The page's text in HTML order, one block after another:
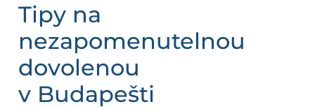
Tipy na
nezapomenutelnou
dovolenou
v Budapešti